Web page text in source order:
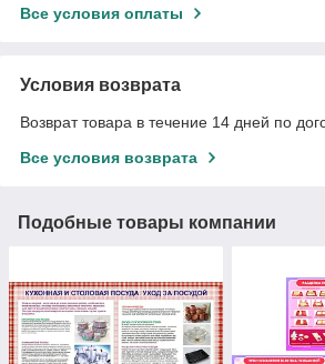
Все условия оплаты
Условия возврата
Возврат товара в течение 14 дней по
Все условия возврата
Подобные товары компании